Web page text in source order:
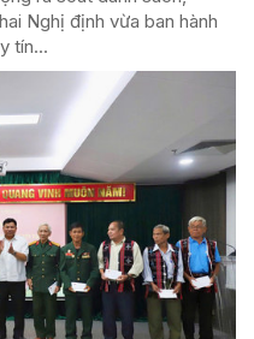
Nghị định vừa ban hành
tín...